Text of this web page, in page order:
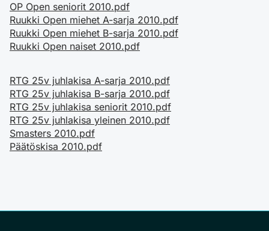
OP Open seniorit 2010.pdf
Ruukki Open miehet A-sarja 2010.pdf
Ruukki Open miehet B-sarja 2010.pdf
Ruukki Open naiset 2010.pdf
RTG 25v juhlakisa A-sarja 2010.pdf
RTG 25v juhlakisa B-sarja 2010.pdf
RTG 25v juhlakisa seniorit 2010.pdf
RTG 25v juhlakisa yleinen 2010.pdf
Smasters 2010.pdf
Päätöskisa 2010.pdf